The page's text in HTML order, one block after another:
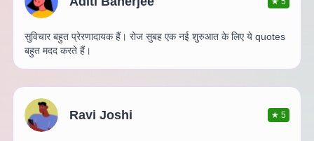
सुविचार बहुत प्रेरणादायक हैं। रोज सुबह एक नई शुरुआत के लिए ये quotes
बहुत मदद करते हैं।
Ravi Joshi ★5